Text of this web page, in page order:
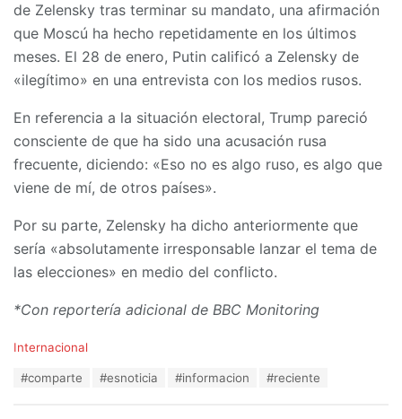
de Zelensky tras terminar su mandato, una afirmación
que Moscú ha hecho repetidamente en los últimos
meses. El 28 de enero, Putin calificó a Zelensky de
«ilegítimo» en una entrevista con los medios rusos.
En referencia a la situación electoral, Trump pareció
consciente de que ha sido una acusación rusa
frecuente, diciendo: «Eso no es algo ruso, es algo que
viene de mí, de otros países».
Por su parte, Zelensky ha dicho anteriormente que
sería «absolutamente irresponsable lanzar el tema de
las elecciones» en medio del conflicto.
*Con reportería adicional de BBC Monitoring
C
Internacional
#comparte #esnoticia #informacion #reciente